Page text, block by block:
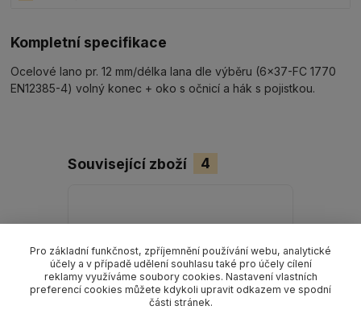
Kompletní specifikace
Ocelové lano pr. 12 mm/délka lana dle výběru (6x37-FC 1770
EN12385-4) volný konec + oko s očnicí a hák s pojistkou.
Související zboží 4
Pro základní funkčnost, zpříjemnění používání webu, analytické
účely a v případě udělení souhlasu také pro účely cílení
reklamy využíváme soubory cookies. Nastavení vlastních
preferencí cookies můžete kdykoli upravit odkazem ve spodní
části stránek.